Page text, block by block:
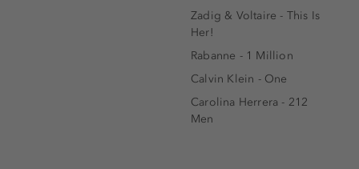
Zadig & Voltaire - This Is
Her!
Rabanne - 1 Million
Calvin Klein - One
Carolina Herrera - 212
Men